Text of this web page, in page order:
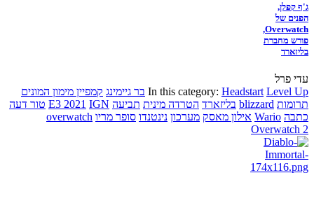
ג'ף קפלן,
הפנים של
Overwatch,
פורש מחברת
בליזארד
עדי פרל
In this category: Headstart Level Up בר גיימינג קמפיין מימון המונים
תרומות blizzard בליזארד הטרדה מינית תביעה E3 2021 IGN
טור דעה
כתבה Wario אילון מאסק מערכון נינטנדו סופר מריו overwatch
Overwatch 2